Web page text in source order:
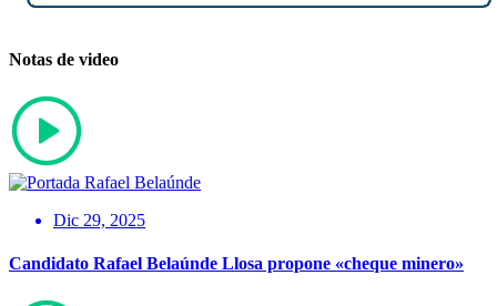
Notas de video
Dic 29, 2025
Candidato Rafael Belaúnde Llosa propone «cheque minero»